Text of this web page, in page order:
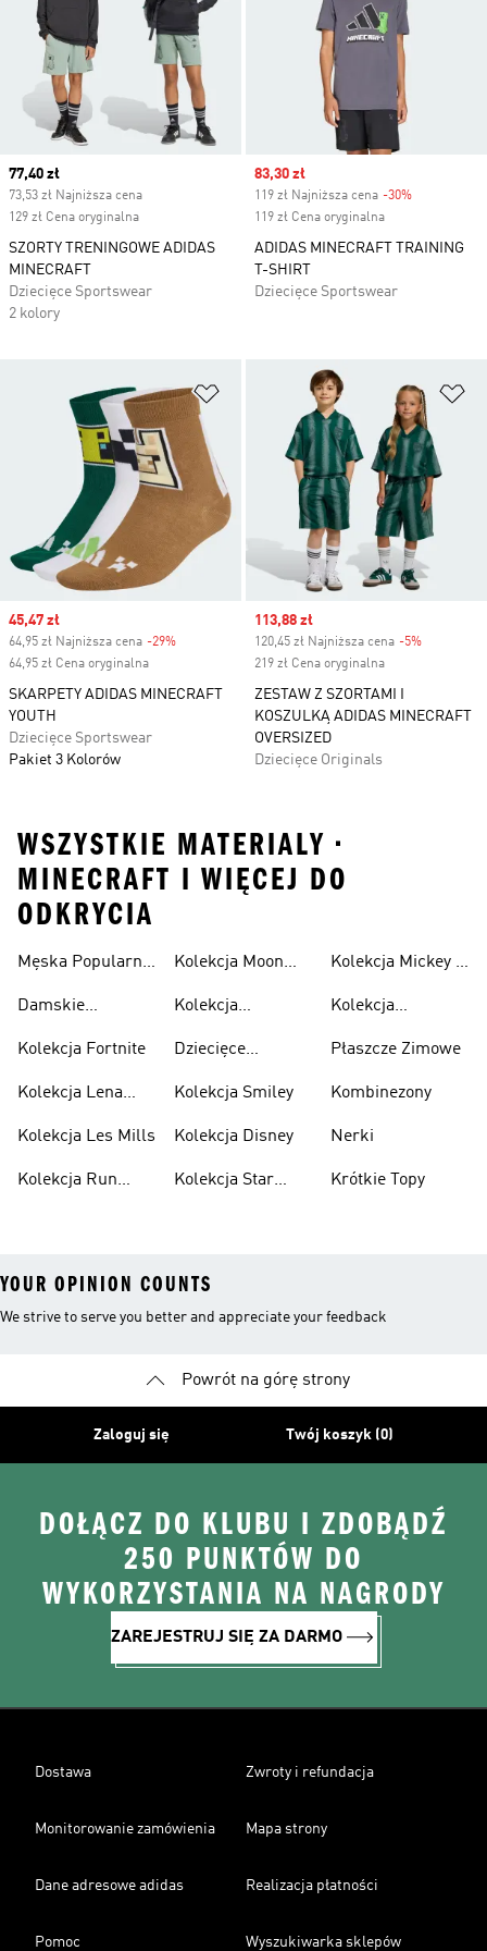
Current price
77,40 zł
73,53 zł Najniższa cena
129 zł Cena oryginalna
SZORTY TRENINGOWE ADIDAS
MINECRAFT
Dziecięce Sportswear
2 kolory
Sale price
83,30 zł
119 zł Najniższa cena -30%
119 zł Cena oryginalna
ADIDAS MINECRAFT TRAINING
T-SHIRT
Dziecięce Sportswear
Dodaj do listy życzeń
Sale price
45,47 zł
64,95 zł Najniższa cena -29%
64,95 zł Cena oryginalna
SKARPETY ADIDAS MINECRAFT
YOUTH
Dziecięce Sportswear
Pakiet 3 Kolorów
Sale price
113,88 zł
120,45 zł Najniższa cena -5%
219 zł Cena oryginalna
ZESTAW Z SZORTAMI I
KOSZULKĄ ADIDAS MINECRAFT
OVERSIZED
Dziecięce Originals
WSZYSTKIE MATERIALY •
MINECRAFT I WIĘCEJ DO
ODKRYCIA
Męska Popularne
Damskie
Kolekcja
Kolekcja Fortnite
Kolekcja Lena
Kolekcja Les Mills
Kolekcja Run
Kolekcja Moon
Kolekcja
Dziecięce
Kolekcja
Kolekcja Smiley
Kolekcja Disney
Kolekcja Star
Kolekcja Mickey &
Kolekcja
Płaszcze Zimowe
Kombinezony
Nerki
Krótkie Topy
YOUR OPINION COUNTS
We strive to serve you better and appreciate your feedback
Powrót na górę strony
Zaloguj się Twój koszyk (0)
DOŁĄCZ DO KLUBU I ZDOBĄDŹ
250 PUNKTÓW DO
WYKORZYSTANIA NA NAGRODY
ZAREJESTRUJ SIĘ ZA DARMO
Dostawa Zwroty i refundacja
Monitorowanie zamówienia Mapa strony
Dane adresowe adidas Realizacja płatności
Pomoc Wyszukiwarka sklepów